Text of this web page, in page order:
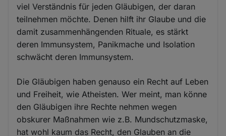
viel Verständnis für jeden Gläubigen, der daran
teilnehmen möchte. Denen hilft ihr Glaube und die
damit zusammenhängenden Rituale, es stärkt
deren Immunsystem, Panikmache und Isolation
schwächt deren Immunsystem.
Die Gläubigen haben genauso ein Recht auf Leben
und Freiheit, wie Atheisten. Wer meint, man könne
den Gläubigen ihre Rechte nehmen wegen
obskurer Maßnahmen wie z.B. Mundschutzmaske,
hat wohl kaum das Recht, den Glauben an die